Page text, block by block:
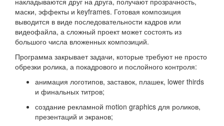
маски, эффекты и keyframes. Готовая композиция
выводится в виде последовательности кадров или
видеофайла, а сложный проект может состоять из
большого числа вложенных композиций.
Программа закрывает задачи, которые требуют не просто
обрезки ролика, а покадрового и послойного контроля:
анимация логотипов, заставок, плашек, lower thirds
и финальных титров;
создание рекламной motion graphics для роликов,
презентаций и экранов;